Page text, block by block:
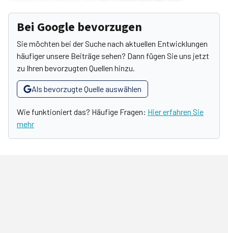
Bei Google bevorzugen
Sie möchten bei der Suche nach aktuellen Entwicklungen
häufiger unsere Beiträge sehen? Dann fügen Sie uns jetzt
zu Ihren bevorzugten Quellen hinzu.
Als bevorzugte Quelle auswählen
Wie funktioniert das? Häufige Fragen: Hier erfahren Sie
mehr